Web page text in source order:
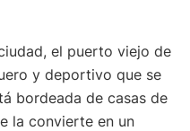
el puerto viejo de
y deportivo que se
bordeada de casas de
la convierte en un